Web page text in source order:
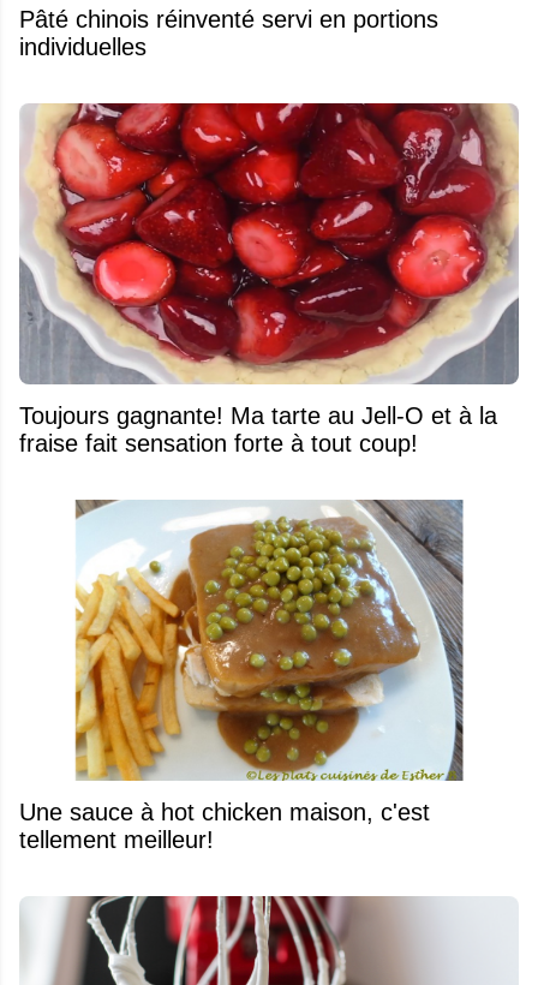
Pâté chinois réinventé servi en portions
individuelles
Toujours gagnante! Ma tarte au Jell-O et à la
fraise fait sensation forte à tout coup!
Une sauce à hot chicken maison, c'est
tellement meilleur!